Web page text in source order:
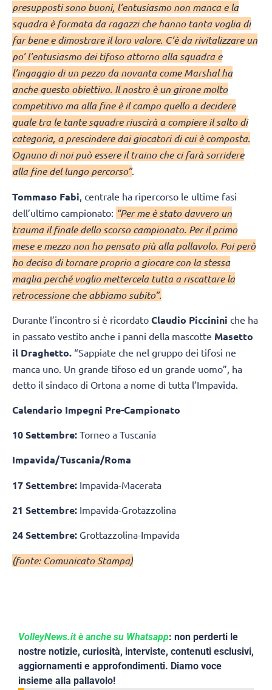
presupposti sono buoni, l’entusiasmo non manca e la
squadra è formata da ragazzi che hanno tanta voglia di
far bene e dimostrare il loro valore. C’è da rivitalizzare un
po’ l’entusiasmo dei tifoso attorno alla squadra e
l’ingaggio di un pezzo da novanta come Marshal ha
anche questo obiettivo. Il nostro è un girone molto
competitivo ma alla fine è il campo quello a decidere
quale tra le tante squadre riuscirà a compiere il salto di
categoria, a prescindere dai giocatori di cui è composta.
Ognuno di noi può essere il traino che ci farà sorridere
alla fine del lungo percorso”.
Tommaso Fabi , centrale ha ripercorso le ultime fasi
dell’ultimo campionato: “Per me è stato davvero un
trauma il finale dello scorso campionato. Per il primo
mese e mezzo non ho pensato più alla pallavolo. Poi però
ho deciso di tornare proprio a giocare con la stessa
maglia perché voglio mettercela tutta a riscattare la
retrocessione che abbiamo subito”.
Durante l’incontro si è ricordato Claudio Piccinini che ha
in passato vestito anche i panni della mascotte Masetto
il Draghetto. “Sappiate che nel gruppo dei tifosi ne
manca uno. Un grande tifoso ed un grande uomo”, ha
detto il sindaco di Ortona a nome di tutta l’Impavida.
Calendario Impegni Pre-Campionato
10 Settembre: Torneo a Tuscania
Impavida/Tuscania/Roma
17 Settembre: Impavida-Macerata
21 Settembre: Impavida-Grotazzolina
24 Settembre: Grottazzolina-Impavida
(fonte: Comunicato Stampa)
VolleyNews.it è anche su Whatsapp: non perderti le
nostre notizie, curiosità, interviste, contenuti esclusivi,
aggiornamenti e approfondimenti. Diamo voce
insieme alla pallavolo!